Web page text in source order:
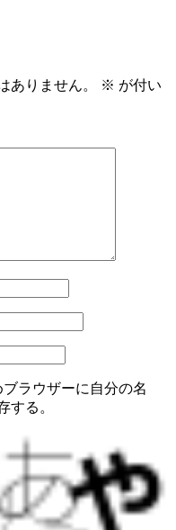
ありません。 ※ が付い
ラウザーに自分の名
する。